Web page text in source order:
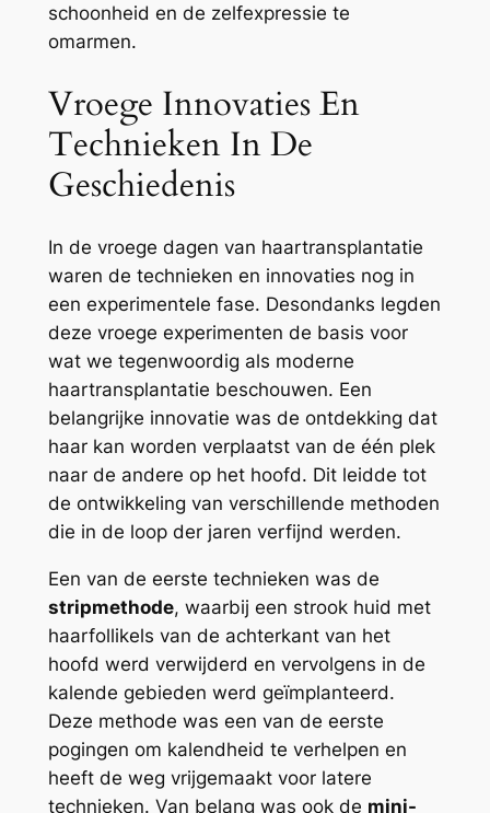
schoonheid en de zelfexpressie te
omarmen.
Vroege Innovaties En
Technieken In De
Geschiedenis
In de vroege dagen van haartransplantatie
waren de technieken en innovaties nog in
een experimentele fase. Desondanks legden
deze vroege experimenten de basis voor
wat we tegenwoordig als moderne
haartransplantatie beschouwen. Een
belangrijke innovatie was de ontdekking dat
haar kan worden verplaatst van de één plek
naar de andere op het hoofd. Dit leidde tot
de ontwikkeling van verschillende methoden
die in de loop der jaren verfijnd werden.
Een van de eerste technieken was de
stripmethode, waarbij een strook huid met
haarfollikels van de achterkant van het
hoofd werd verwijderd en vervolgens in de
kalende gebieden werd geïmplanteerd.
Deze methode was een van de eerste
pogingen om kalendheid te verhelpen en
heeft de weg vrijgemaakt voor latere
technieken. Van belang was ook de mini-